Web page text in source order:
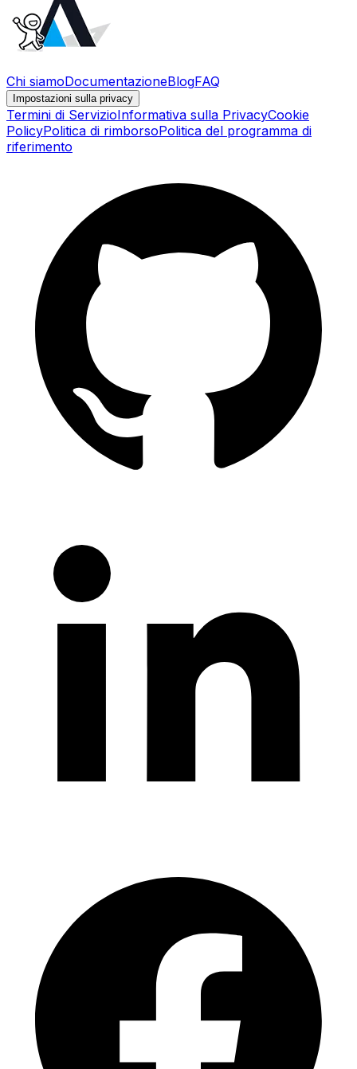
Chi siamoDocumentazioneBlogFAQ
Impostazioni sulla privacy
Termini di ServizioInformativa sulla PrivacyCookie
PolicyPolitica di rimborsoPolitica del programma di
riferimento